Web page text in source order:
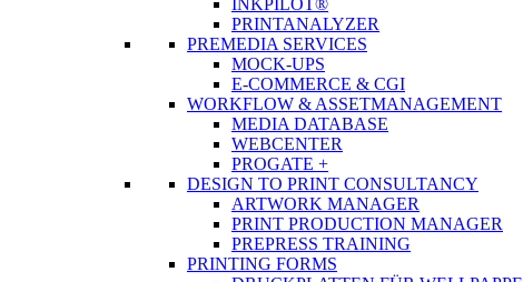
INKPILOT®
PRINTANALYZER
PREMEDIA SERVICES
MOCK-UPS
E-COMMERCE & CGI
WORKFLOW & ASSETMANAGEMENT
MEDIA DATABASE
WEBCENTER
PROGATE +
DESIGN TO PRINT CONSULTANCY
ARTWORK MANAGER
PRINT PRODUCTION MANAGER
PREPRESS TRAINING
PRINTING FORMS